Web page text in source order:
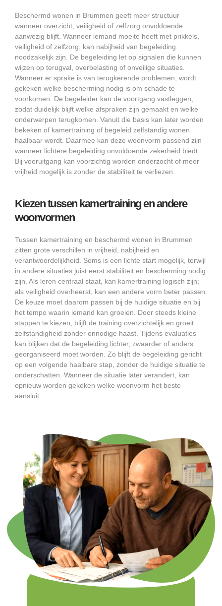
Beschermd wonen in Brummen geeft meer structuur
wanneer overzicht, veiligheid of zelfzorg onvoldoende
aanwezig blijft. Wanneer iemand moeite heeft met prikkels,
veiligheid of zelfzorg, kan nabijheid van begeleiding
noodzakelijk zijn. De begeleiding let op signalen die kunnen
wijzen op terugval, overbelasting of onveilige situaties.
Wanneer er sprake is van terugkerende problemen, wordt
gekeken welke bescherming nodig is om schade te
voorkomen. De begeleider kan de voortgang vastleggen,
zodat duidelijk blijft welke afspraken zijn gemaakt en welke
onderwerpen terugkomen. Vanuit die basis kan later worden
bekeken of kamertraining of begeleid zelfstandig wonen
haalbaar wordt. Daarmee kan deze woonvorm passend zijn
wanneer lichtere begeleiding onvoldoende zekerheid biedt.
Bij vooruitgang kan voorzichtig worden onderzocht of meer
vrijheid mogelijk is zonder de stabiliteit te verliezen.
Kiezen tussen kamertraining en andere
woonvormen
Tussen kamertraining en beschermd wonen in Brummen
zitten grote verschillen in vrijheid, nabijheid en
verantwoordelijkheid. Soms is een lichte start mogelijk, terwijl
in andere situaties juist eerst stabiliteit en bescherming nodig
zijn. Als leren centraal staat, kan kamertraining logisch zijn;
als veiligheid overheerst, kan een andere vorm beter passen.
De keuze moet daarom passen bij de huidige situatie en bij
het tempo waarin iemand kan groeien. Door steeds kleine
stappen te kiezen, blijft de training overzichtelijk en groeit
zelfstandigheid zonder onnodige haast. Tijdens evaluaties
kan blijken dat de begeleiding lichter, zwaarder of anders
georganiseerd moet worden. Zo blijft de begeleiding gericht
op een volgende haalbare stap, zonder de huidige situatie te
onderschatten. Wanneer de situatie later verandert, kan
opnieuw worden gekeken welke woonvorm het beste
aansluit.